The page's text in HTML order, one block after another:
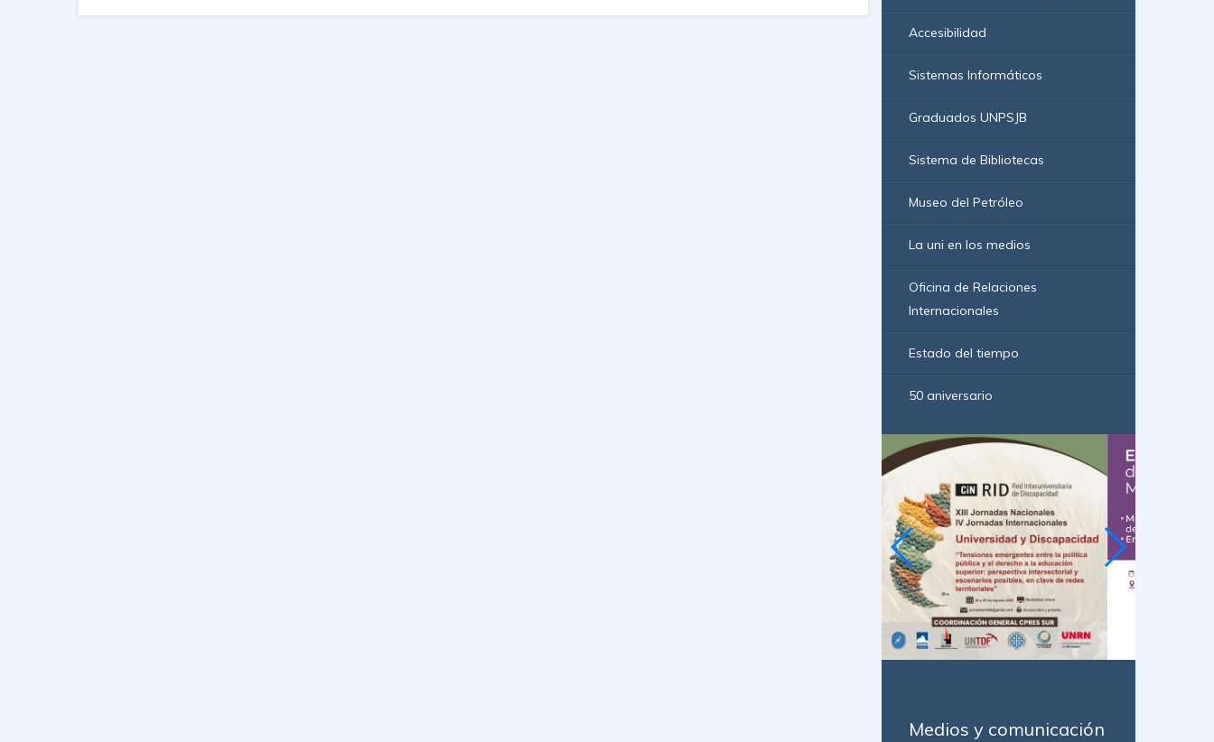
Accesibilidad
Sistemas Informáticos
Graduados UNPSJB
Sistema de Bibliotecas
Museo del Petróleo
La uni en los medios
Oficina de Relaciones
Internacionales
Estado del tiempo
50 aniversario
Medios y comunicación